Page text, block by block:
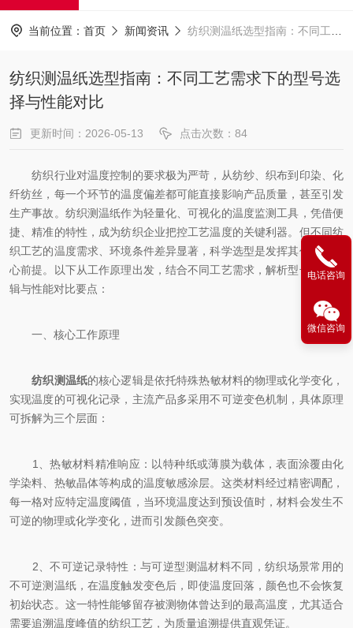
当前位置： 首页 新闻资讯 纺织测温纸选型指南：不同工艺需求下的型号选择与性能对比
纺织测温纸选型指南：不同工艺需求下的型号选
择与性能对比
更新时间：2026-05-13 点击次数：84
纺织行业对温度控制的要求极为严苛，从纺纱、织布到印染、化
纤纺丝，每一个环节的温度偏差都可能直接影响产品质量，甚至引发
生产事故。纺织测温纸作为轻量化、可视化的温度监测工具，凭借便
捷、精准的特性，成为纺织企业把控工艺温度的关键利器。但不同纺
织工艺的温度需求、环境条件差异显著，科学选型是发挥其价值的核
心前提。以下从工作原理出发，结合不同工艺需求，解析型号选择逻
辑与性能对比要点：
一、核心工作原理
纺织测温纸的核心逻辑是依托特殊热敏材料的物理或化学变化，
实现温度的可视化记录，主流产品多采用不可逆变色机制，具体原理
可拆解为三个层面：
1、热敏材料精准响应：以特种纸或薄膜为载体，表面涂覆由化
学染料、热敏晶体等构成的温度敏感涂层。这类材料经过精密调配，
每一格对应特定温度阈值，当环境温度达到预设值时，材料会发生不
可逆的物理或化学变化，进而引发颜色突变。
2、不可逆记录特性：与可逆型测温材料不同，纺织场景常用的
不可逆测温纸，在温度触发变色后，即使温度回落，颜色也不会恢复
初始状态。这一特性能够留存被测物体曾达到的最高温度，尤其适合
需要追溯温度峰值的纺织工艺，为质量追溯提供直观凭证。
电话咨询
微信咨询